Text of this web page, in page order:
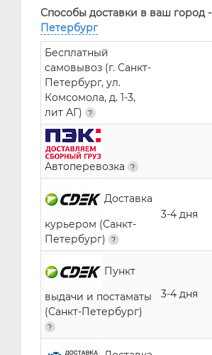
Способы доставки в ваш город -
Петербург
Бесплатный
самовывоз (г. Санкт-
Петербург, ул.
Комсомола, д. 1-3,
лит АГ)
Автоперевозка
Доставка
курьером (Санкт-
Петербург)
3-4 дня
Пункт
выдачи и постаматы
(Санкт-Петербург)
3-4 дня